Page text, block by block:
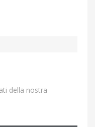
della nostra